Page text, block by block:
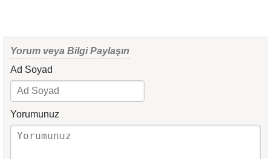
Yorum veya Bilgi Paylaşın
Ad Soyad
Yorumunuz